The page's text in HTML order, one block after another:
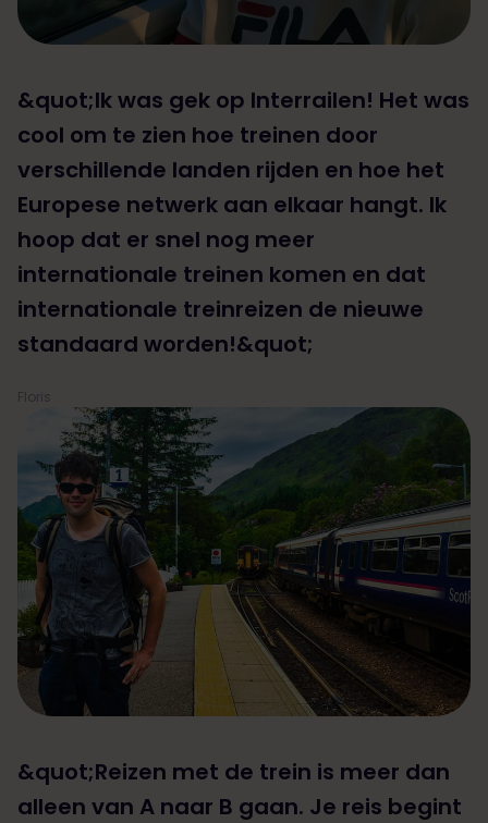
&quot;Ik was gek op Interrailen! Het was
cool om te zien hoe treinen door
verschillende landen rijden en hoe het
Europese netwerk aan elkaar hangt. Ik
hoop dat er snel nog meer
internationale treinen komen en dat
internationale treinreizen de nieuwe
standaard worden!&quot;
Floris
&quot;Reizen met de trein is meer dan
alleen van A naar B gaan. Je reis begint